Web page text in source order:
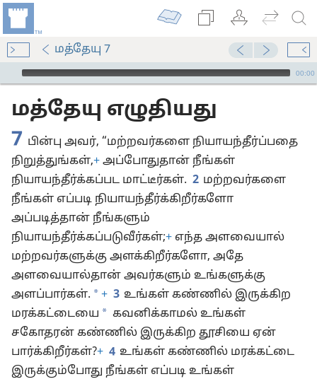
மத்தேயு 7
Audio Player
00:00
மத்தேயு எழுதியது
7 பின்பு அவர், “மற்றவர்களை நியாயந்தீர்ப்பதை
நிறுத்துங்கள்,+ அப்போதுதான் நீங்கள்
நியாயந்தீர்க்கப்பட மாட்டீர்கள். 2 மற்றவர்களை
நீங்கள் எப்படி நியாயந்தீர்க்கிறீர்களோ
அப்படித்தான் நீங்களும்
நியாயந்தீர்க்கப்படுவீர்கள்;+ எந்த அளவையால்
மற்றவர்களுக்கு அளக்கிறீர்களோ, அதே
அளவையால்தான் அவர்களும் உங்களுக்கு
அளப்பார்கள். * + 3 உங்கள் கண்ணில் இருக்கிற
மரக்கட்டையை * கவனிக்காமல் உங்கள்
சகோதரன் கண்ணில் இருக்கிற தூசியை ஏன்
பார்க்கிறீர்கள்?+ 4 உங்கள் கண்ணில் மரக்கட்டை
இருக்கும்போது நீங்கள் எப்படி உங்கள்